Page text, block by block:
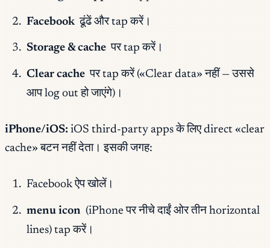
Facebook ढूंढें और tap करें।
Storage & cache पर tap करें।
Clear cache पर tap करें («Clear data» नहीं — उससे
आप log out हो जाएंगे)।
iPhone/iOS: iOS third-party apps के लिए direct «clear
cache» बटन नहीं देता। इसकी जगह:
Facebook ऐप खोलें।
menu icon (iPhone पर नीचे दाईं ओर तीन horizontal
lines) tap करें।